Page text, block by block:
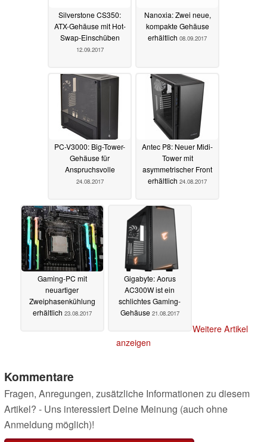
Silverstone CS350:
ATX-Gehäuse mit Hot-
Swap-Einschüben
12.09.2017
Nanoxia: Zwei neue,
kompakte Gehäuse
erhältlich 08.09.2017
PC-V3000: Big-Tower-
Gehäuse für
Anspruchsvolle
24.08.2017
Antec P8: Neuer Midi-
Tower mit
asymmetrischer Front
erhältlich 24.08.2017
Gaming-PC mit
neuartiger
Zweiphasenkühlung
erhältlich 23.08.2017
Gigabyte: Aorus
AC300W ist ein
schlichtes Gaming-
Gehäuse 21.08.2017
Weitere Artikel
anzeigen
Kommentare
Fragen, Anregungen, zusätzliche Informationen zu diesem
Artikel? - Uns interessiert Deine Meinung (auch ohne
Anmeldung möglich)!